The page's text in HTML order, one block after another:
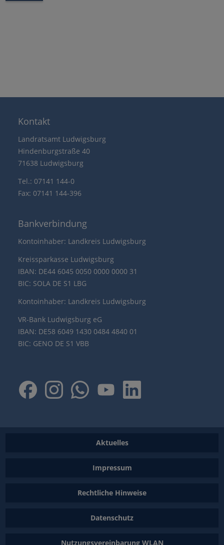
Kontakt
Landratsamt Ludwigsburg
Hindenburgstraße 40
71638 Ludwigsburg
Tel.: 07141 144-0
Fax: 07141 144-396
Bankverbindung
Kontoinhaber: Landkreis Ludwigsburg
Kreissparkasse Ludwigsburg
IBAN: DE44 6045 0050 0000 0000 31
BIC: SOLA DE S1 LBG
Kontoinhaber: Landkreis Ludwigsburg
VR-Bank Ludwigsburg eG
IBAN: DE58 6049 1430 0484 4840 01
BIC: GENO DE S1 VBB
Aktuelles
Impressum
Rechtliche Hinweise
Datenschutz
Nutzungsvereinbarung WLAN